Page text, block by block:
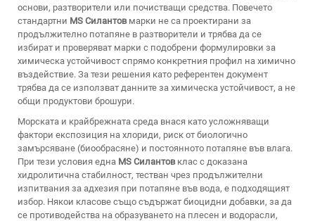
основи, разтворители или почистващи средства. Повечето
стандартни MS Силантов марки не са проектирани за
продължително потапяне в разтворители и трябва да се
избират и проверяват марки с подобрени формулировки за
химическа устойчивост спрямо конкретния профил на химично
въздействие. За тези решения като референтен документ
трябва да се използват данните за химическа устойчивост, а не
общи продуктови брошури.
Морската и крайбрежната среда внася като усложняващи
фактори експозиция на хлориди, риск от биологично
замърсяване (биообрасяне) и постоянното потапяне във влага.
При тези условия една MS Силантов клас с доказана
хидролитична стабилност, тестван чрез продължителни
изпитвания за адхезия при потапяне във вода, е подходящият
избор. Някои класове също съдържат биоцидни добавки, за да
се противодейства на образуването на плесен и водорасли,